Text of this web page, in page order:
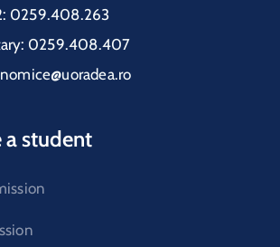
0259.408.263
0259.408.407
a student